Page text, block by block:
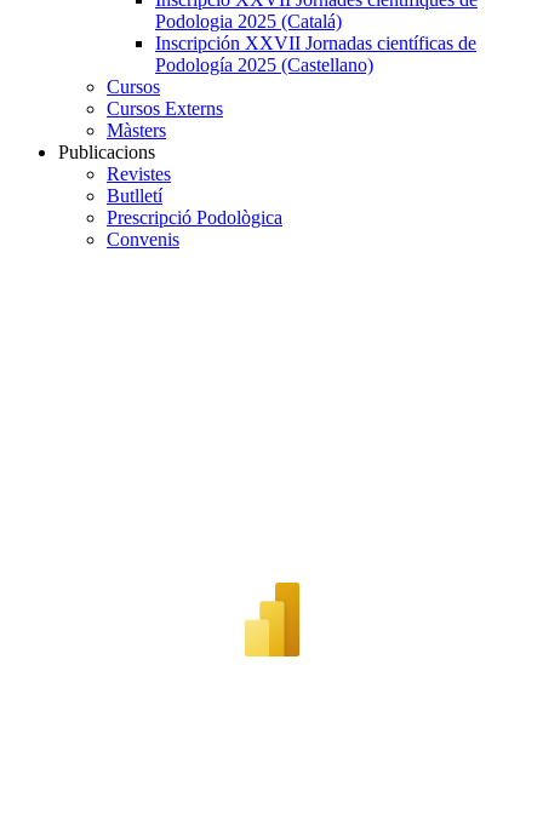
Podologia 2025 (Catalá)
Inscripción XXVII Jornadas científicas de
Podología 2025 (Castellano)
Cursos
Cursos Externs
Màsters
Publicacions
Revistes
Butlletí
Prescripció Podològica
Convenis